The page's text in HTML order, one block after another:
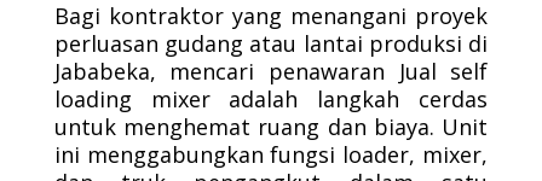
Bagi kontraktor yang menangani proyek
perluasan gudang atau lantai produksi di
Jababeka, mencari penawaran Jual self
loading mixer adalah langkah cerdas
untuk menghemat ruang dan biaya. Unit
ini menggabungkan fungsi loader, mixer,